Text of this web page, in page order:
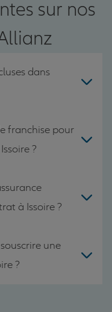
sur nos
dans
franchise pour
?
à Issoire ?
une
?